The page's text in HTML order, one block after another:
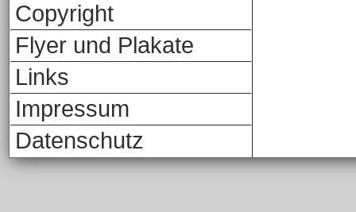
Copyright
Flyer und Plakate
Links
Impressum
Datenschutz